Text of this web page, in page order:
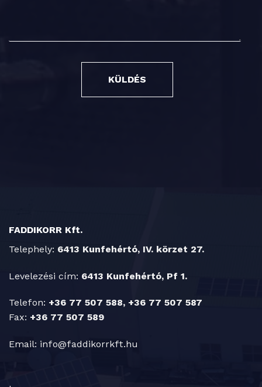
KÜLDÉS
FADDIKORR Kft.
Telephely: 6413 Kunfehértó, IV. körzet 27.
Levelezési cím: 6413 Kunfehértó, Pf 1.
Telefon: +36 77 507 588, +36 77 507 587
Fax: +36 77 507 589
Email: info@faddikorrkft.hu